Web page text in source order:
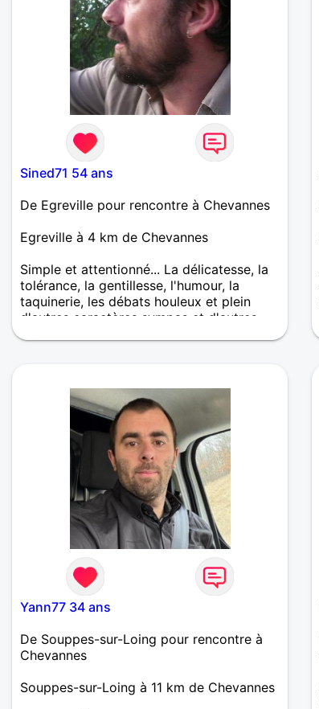
Sined71 54 ans
De Egreville pour rencontre à Chevannes
Egreville à 4 km de Chevannes
Simple et attentionné... La délicatesse, la
tolérance, la gentillesse, l'humour, la
taquinerie, les débats houleux et plein
d'autres caractères sympas et d'autres
Yann77 34 ans
De Souppes-sur-Loing pour rencontre à
Chevannes
Souppes-sur-Loing à 11 km de Chevannes